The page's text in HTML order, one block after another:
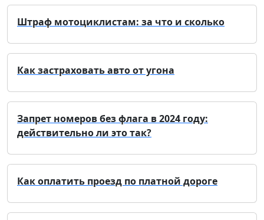
Штраф мотоциклистам: за что и сколько
Как застраховать авто от угона
Запрет номеров без флага в 2024 году:
действительно ли это так?
Как оплатить проезд по платной дороге